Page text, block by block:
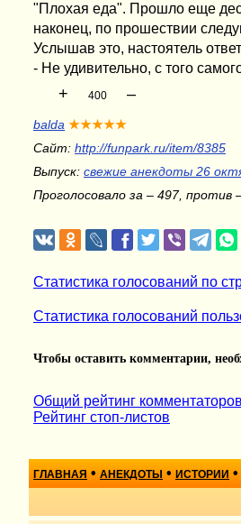
"Плохая еда". Прошло еще
наконец, по прошествии
Услышав это, настоятель
- Не удивительно, с того
+ 400 –
balda ★★★★★
Сайт: http://funpark.ru/item/8385
Выпуск: свежие анекдоты 26
Проголосовало за – 497, против
Статистика голосований по
Статистика голосований
Чтобы оставить комментарии,
Общий рейтинг комментаторов
Рейтинг стоп-листов
ГЛАВНАЯ • АНЕКДОТЫ • ИСТОРИИ •